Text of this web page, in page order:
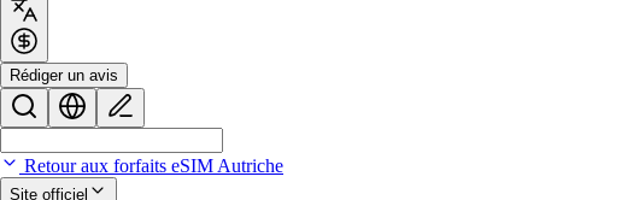
Rédiger un avis
Retour aux forfaits eSIM Autriche
Site officiel